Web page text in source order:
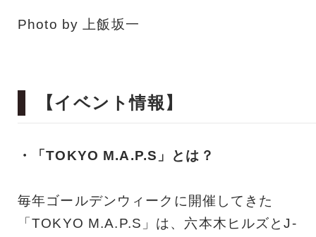
Photo by 上飯坂一
【イベント情報】
・「TOKYO M.A.P.S」とは？
毎年ゴールデンウィークに開催してきた
「TOKYO M.A.P.S」は、六本木ヒルズとJ-